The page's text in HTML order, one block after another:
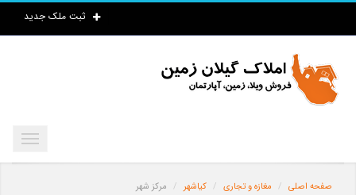
ثبت ملک جدید
صفحه اصلی مغازه و تجاری کیاشهر مرکز شهر